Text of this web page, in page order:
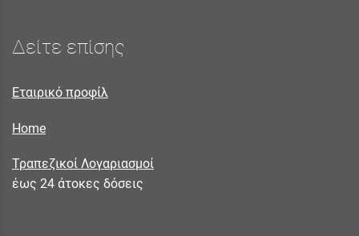
Δείτε επίσης
Εταιρικό προφίλ
Home
Τραπεζικοί Λογαριασμοί
έως 24 άτοκες δόσεις